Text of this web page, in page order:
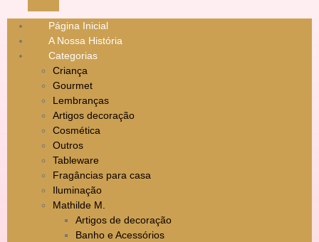
Página Inicial
A Nossa História
Categorias
Criança
Gourmet
Lembranças
Artigos decoração
Cosmética
Outros
Tableware
Fragâncias para casa
Iluminação
Mathilde M.
Artigos de decoração
Banho e Acessórios